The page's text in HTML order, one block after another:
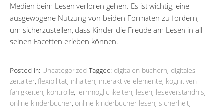
Medien beim Lesen verloren gehen. Es ist wichtig, eine
ausgewogene Nutzung von beiden Formaten zu fördern,
um sicherzustellen, dass Kinder die Freude am Lesen in all
seinen Facetten erleben können.
Posted in: Uncategorized Tagged: digitalen büchern, digitales
zeitalter, flexibilität, inhalten, interaktive elemente, kognitiven
fähigkeiten, kontrolle, lernmöglichkeiten, lesen, leseverständnis,
online kinderbücher, online kinderbücher lesen, sicherheit,